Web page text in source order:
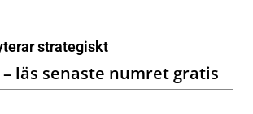
strategiskt
läs senaste numret gratis